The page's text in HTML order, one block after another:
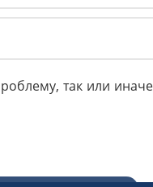
так или